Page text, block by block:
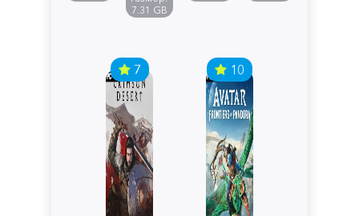
Edition
7.31 GB
7 10